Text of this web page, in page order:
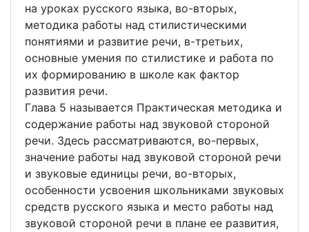
на уроках русского языка, во-вторых,
методика работы над стилистическими
понятиями и развитие речи, в-третьих,
основные умения по стилистике и работа по
их формированию в школе как фактор
развития речи.
Глава 5 называется Практическая методика и
содержание работы над звуковой стороной
речи. Здесь рассматриваются, во-первых,
значение работы над звуковой стороной речи
и звуковые единицы речи, во-вторых,
особенности усвоения школьниками звуковых
средств русского языка и место работы над
звуковой стороной речи в плане ее развития,